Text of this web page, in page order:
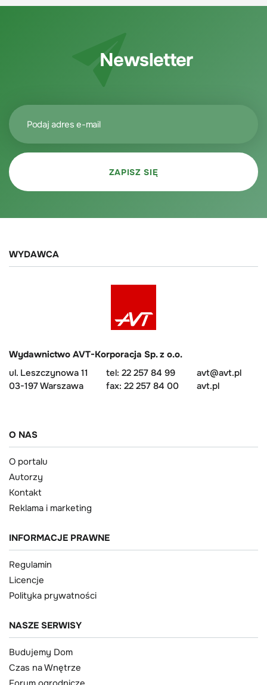
Newsletter
WYDAWCA
Wydawnictwo AVT-Korporacja Sp. z o.o.
ul. Leszczynowa 11
03-197 Warszawa
tel: 22 257 84 99
fax: 22 257 84 00
avt@avt.pl
avt.pl
O NAS
O portalu
Autorzy
Kontakt
Reklama i marketing
INFORMACJE PRAWNE
Regulamin
Licencje
Polityka prywatności
NASZE SERWISY
Budujemy Dom
Czas na Wnętrze